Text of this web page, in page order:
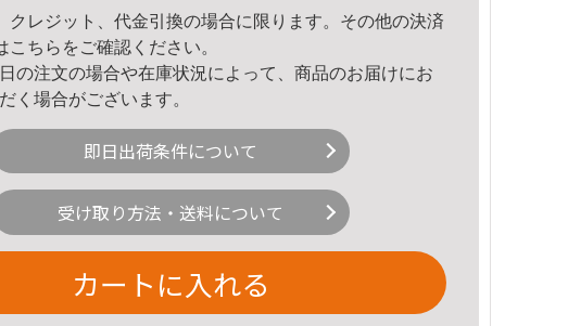
クレジット、代金引換の場合に限ります。その他の決済
こちら をご確認ください。
の注文の場合や在庫状況によって、商品のお届けにお
く場合がございます。
即日出荷条件について
受け取り方法・送料について
カートに入れる